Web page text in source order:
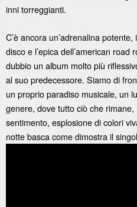
inni torreggianti.
C’è ancora un’adrenalina
disco e l’epica dell’american road
dubbio un album molto più
al suo predecessore. Siamo di
un proprio paradiso musicale, un
genere, dove tutto ciò che
sentimento, esplosione di colori
notte basca come dimostra il